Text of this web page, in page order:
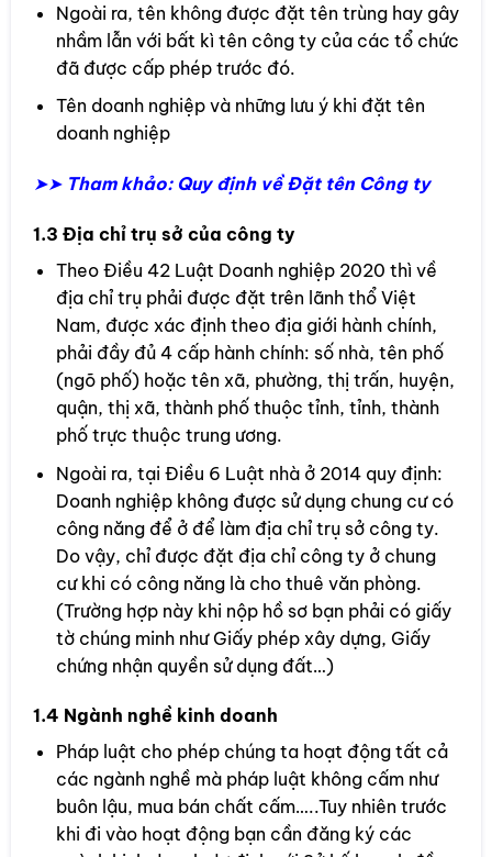
Ngoài ra, tên không được đặt tên trùng hay gây
nhầm lẫn với bất kì tên công ty của các tổ chức
đã được cấp phép trước đó.
Tên doanh nghiệp và những lưu ý khi đặt tên
doanh nghiệp
➤➤ Tham khảo: Quy định về Đặt tên Công ty
1.3 Địa chỉ trụ sở của công ty
Theo Điều 42 Luật Doanh nghiệp 2020 thì về
địa chỉ trụ phải được đặt trên lãnh thổ Việt
Nam, được xác định theo địa giới hành chính,
phải đầy đủ 4 cấp hành chính: số nhà, tên phố
(ngõ phố) hoặc tên xã, phường, thị trấn, huyện,
quận, thị xã, thành phố thuộc tỉnh, tỉnh, thành
phố trực thuộc trung ương.
Ngoài ra, tại Điều 6 Luật nhà ở 2014 quy định:
Doanh nghiệp không được sử dụng chung cư có
công năng để ở để làm địa chỉ trụ sở công ty.
Do vậy, chỉ được đặt địa chỉ công ty ở chung
cư khi có công năng là cho thuê văn phòng.
(Trường hợp này khi nộp hồ sơ bạn phải có giấy
tờ chúng minh như Giấy phép xây dựng, Giấy
chứng nhận quyền sử dụng đất…)
1.4 Ngành nghề kinh doanh
Pháp luật cho phép chúng ta hoạt động tất cả
các ngành nghề mà pháp luật không cấm như
buôn lậu, mua bán chất cấm…..Tuy nhiên trước
khi đi vào hoạt động bạn cần đăng ký các